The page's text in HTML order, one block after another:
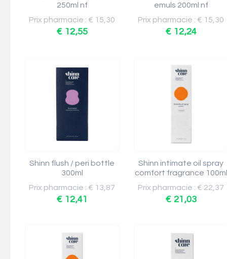
250ml nf
Prix pharmacie : € 15,30
€ 12,55
emuls 200ml nf
Prix pharmacie : € 15,30
€ 12,24
Shinn flush / peri bottle
300ml
Prix pharmacie : € 13,87
€ 12,41
Shinn intimate oil spray
comfort fragrance 100ml
Prix pharmacie : € 22,37
€ 21,03